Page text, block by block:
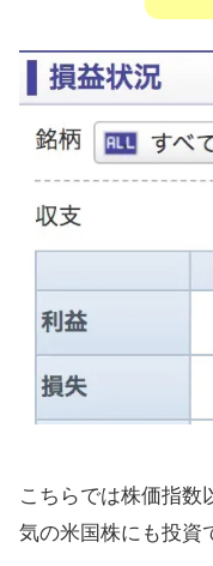
こちらでは株価指数
気の米国株にも投資